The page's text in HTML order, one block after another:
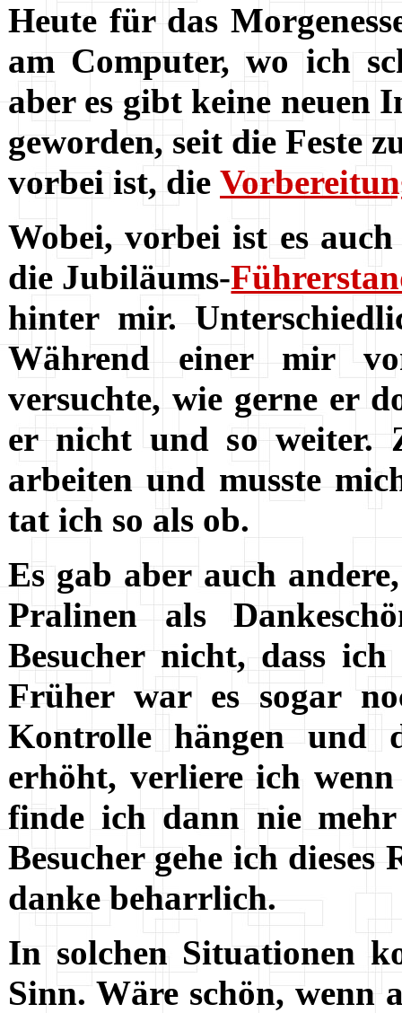
Heute für das
am Computer, wo ich
aber es gibt keine neuen
geworden, seit die Feste
vorbei ist, die
Wobei, vorbei ist es
die Jubiläums-
hinter mir.
Während einer mir
versuchte, wie gerne er
er nicht und so weiter.
arbeiten und musste
tat ich so als ob.
Es gab aber auch
Pralinen als
Besucher nicht, dass
Früher war es sogar
Kontrolle hängen und
erhöht, verliere ich
finde ich dann nie
Besucher gehe ich
danke beharrlich.
In solchen Situationen
Sinn. Wäre schön,